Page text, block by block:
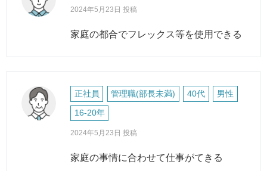
2024年5月23日 投稿
家庭の都合でフレックス等を使用できる
正社員 管理職(部長未満) 40代 男性
16-20年
2024年5月23日 投稿
家庭の事情に合わせて仕事がてきる